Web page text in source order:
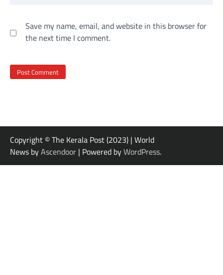
Save my name, email, and website in this browser for
the next time I comment.
Copyright © The Kerala Post (2023) | World
News byAscendoor | Powered byWordPress.